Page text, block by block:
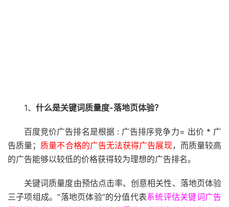
1、 什么是关键词质量度-落地页体验？
百度竞价广告排名是根据 : 广告排序竞争力= 出价 * 广
告质量； 质量不合格的广告无法获得广告展现，而质量较高
的广告能够以较低的价格获得较为理想的广告排名。
关键词质量度由预估点击率、创意相关性、落地页体验
三子项组成。“落地页体验”的分值代表系统评估关键词广告